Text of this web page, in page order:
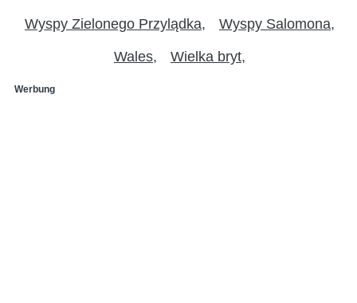
Wyspy Zielonego Przylądka Wyspy Salomona
Wales Wielka bryt
Werbung